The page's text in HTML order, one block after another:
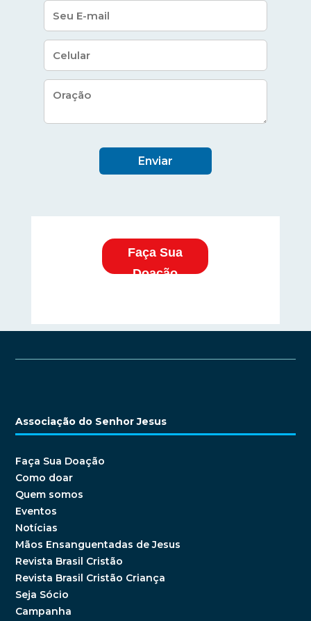
Enviar
Faça Sua
Doação
Associação do Senhor Jesus
Faça Sua Doação
Como doar
Quem somos
Eventos
Notícias
Mãos Ensanguentadas de Jesus
Revista Brasil Cristão
Revista Brasil Cristão Criança
Seja Sócio
Campanha